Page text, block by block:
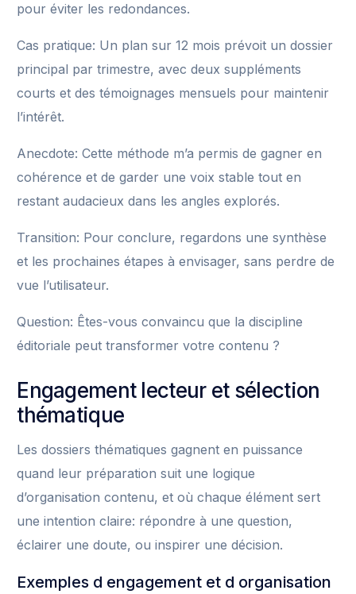
pour éviter les redondances.
Cas pratique: Un plan sur 12 mois prévoit un dossier
principal par trimestre, avec deux suppléments
courts et des témoignages mensuels pour maintenir
l’intérêt.
Anecdote: Cette méthode m’a permis de gagner en
cohérence et de garder une voix stable tout en
restant audacieux dans les angles explorés.
Transition: Pour conclure, regardons une synthèse
et les prochaines étapes à envisager, sans perdre de
vue l’utilisateur.
Question: Êtes-vous convaincu que la discipline
éditoriale peut transformer votre contenu ?
Engagement lecteur et sélection
thématique
Les dossiers thématiques gagnent en puissance
quand leur préparation suit une logique
d’organisation contenu, et où chaque élément sert
une intention claire: répondre à une question,
éclairer une doute, ou inspirer une décision.
Exemples d engagement et d organisation